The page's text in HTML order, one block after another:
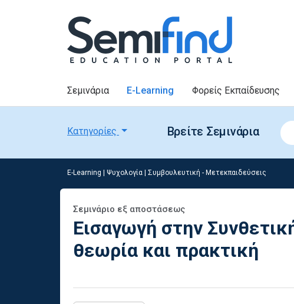
Σεμινάρια E-Learning Φορείς Εκπαίδευσης
Κατηγορίες Βρείτε Σεμινάρια
E-Learning Ψυχολογία Συμβουλευτική - Μετεκπαιδεύσεις
Σεμινάριο εξ αποστάσεως
Εισαγωγή στην
θεωρία και πρακτική